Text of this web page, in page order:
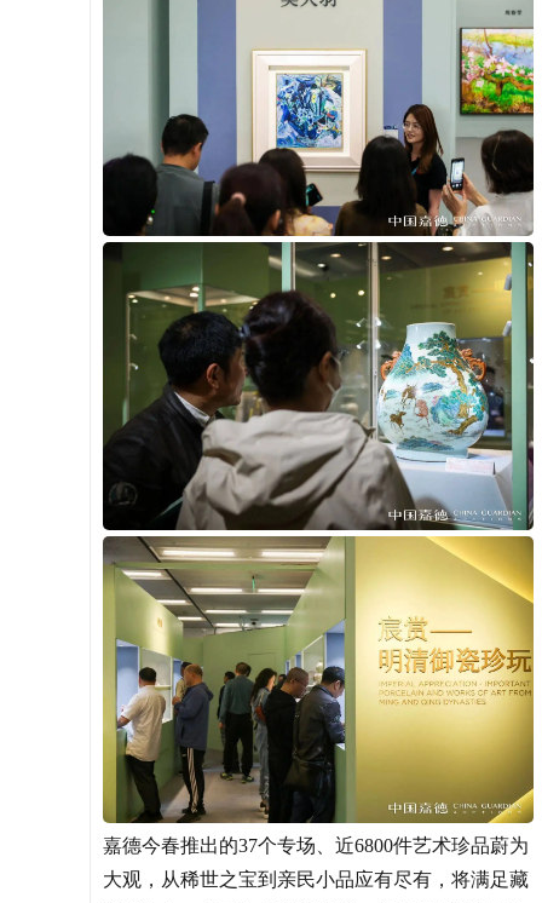
嘉德今春推出的37个专场、近6800件艺术珍品蔚为
大观，从稀世之宝到亲民小品应有尽有，将满足藏